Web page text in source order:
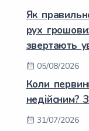
Як
рух
звертають
05/08/2026
Коли
недійсним?
31/07/2026